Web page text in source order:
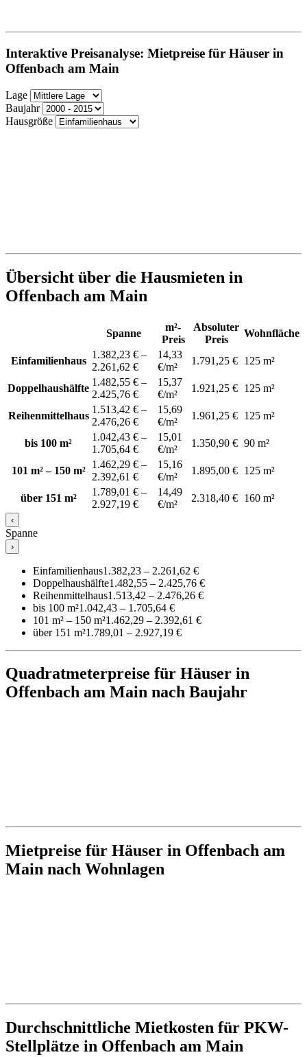
Interaktive Preisanalyse: Mietpreise für Häuser in
Offenbach am Main
Lage
Baujahr
Hausgröße
Übersicht über die Hausmieten in
Offenbach am Main
Spanne
m²-
Preis
Absoluter
Preis
Wohnfläche
Einfamilienhaus
1.382,23 € –
2.261,62 €
14,33
€/m²
1.791,25 € 125 m²
Doppelhaushälfte
1.482,55 € –
2.425,76 €
15,37
€/m²
1.921,25 € 125 m²
Reihenmittelhaus
1.513,42 € –
2.476,26 €
15,69
€/m²
1.961,25 € 125 m²
bis 100 m²
1.042,43 € –
1.705,64 €
15,01
€/m²
1.350,90 € 90 m²
101 m² – 150 m²
1.462,29 € –
2.392,61 €
15,16
€/m²
1.895,00 € 125 m²
über 151 m²
1.789,01 € –
2.927,19 €
14,49
€/m²
2.318,40 € 160 m²
‹
Spanne
›
Einfamilienhaus1.382,23 – 2.261,62 €
Doppelhaushälfte1.482,55 – 2.425,76 €
Reihenmittelhaus1.513,42 – 2.476,26 €
bis 100 m²1.042,43 – 1.705,64 €
101 m² – 150 m²1.462,29 – 2.392,61 €
über 151 m²1.789,01 – 2.927,19 €
Quadratmeterpreise für Häuser in
Offenbach am Main nach Baujahr
Mietpreise für Häuser in Offenbach am
Main nach Wohnlagen
Durchschnittliche Mietkosten für PKW-
Stellplätze in Offenbach am Main